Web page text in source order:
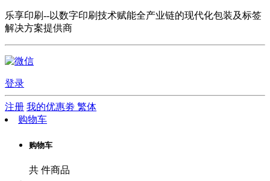
乐享印刷--以数字印刷技术赋能全产业链的现代化包装及标签
解决方案提供商
登录
注册 我的优惠劵 繁体
购物车
购物车
共 件商品